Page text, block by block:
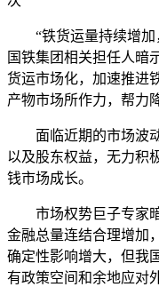
“铁货运量持续增加
国铁集团相关担任人暗
货运市场化，加速推进
产物市场所作力，帮力
面临近期的市场波动
以及股东权益，无力积
钱市场成长。
市场权势巨子专家暗
金融总量连结合理增加
确定性影响增大，但我
有政策空间和余地应对